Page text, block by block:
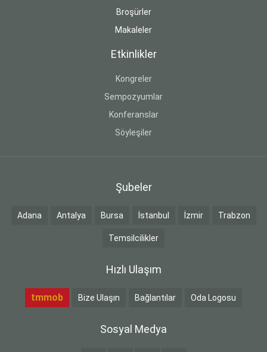
Broşürler
Makaleler
Etkinlikler
Kongreler
Sempozyumlar
Konferanslar
Söyleşiler
Şubeler
Adana Antalya Bursa İstanbul İzmir Trabzon
Temsilcilikler
Hızlı Ulaşım
tmmob Bize Ulaşın Bağlantılar Oda Logosu
Sosyal Medya